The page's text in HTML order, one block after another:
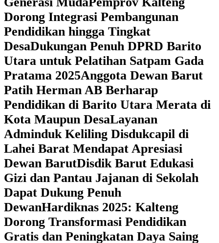
Dorong Integrasi Pembangunan
Pendidikan hingga Tingkat
DesaDukungan Penuh DPRD Barito
Utara untuk Pelatihan Satpam Gada
Pratama 2025Anggota Dewan Barut
Patih Herman AB Berharap
Pendidikan di Barito Utara Merata di
Kota Maupun DesaLayanan
Adminduk Keliling Disdukcapil di
Lahei Barat Mendapat Apresiasi
Dewan BarutDisdik Barut Edukasi
Gizi dan Pantau Jajanan di Sekolah
Dapat Dukung Penuh
DewanHardiknas 2025: Kalteng
Dorong Transformasi Pendidikan
Gratis dan Peningkatan Daya Saing